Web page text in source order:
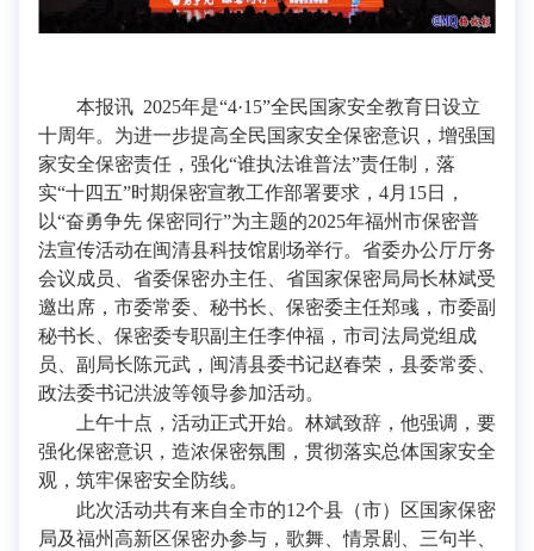
本报讯 2025年是“4·15”全民国家安全教育日设立
十周年。为进一步提高全民国家安全保密意识，增强国
家安全保密责任，强化“谁执法谁普法”责任制，落
实“十四五”时期保密宣教工作部署要求，4月15日，
以“奋勇争先 保密同行”为主题的2025年福州市保密普
法宣传活动在闽清县科技馆剧场举行。省委办公厅厅务
会议成员、省委保密办主任、省国家保密局局长林斌受
邀出席，市委常委、秘书长、保密委主任郑彧，市委副
秘书长、保密委专职副主任李仲福，市司法局党组成
员、副局长陈元武，闽清县委书记赵春荣，县委常委、
政法委书记洪波等领导参加活动。
上午十点，活动正式开始。林斌致辞，他强调，要
强化保密意识，造浓保密氛围，贯彻落实总体国家安全
观，筑牢保密安全防线。
此次活动共有来自全市的12个县（市）区国家保密
局及福州高新区保密办参与，歌舞、情景剧、三句半、